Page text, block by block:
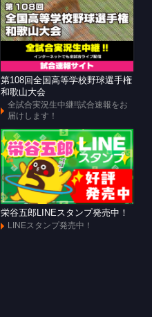
第108回全国高等学校野球選手権
和歌山大会
全試合実況生中継!!試合速報をお
届けします！
栄谷五郎LINEスタンプ発売中！
LINEスタンプ発売中！